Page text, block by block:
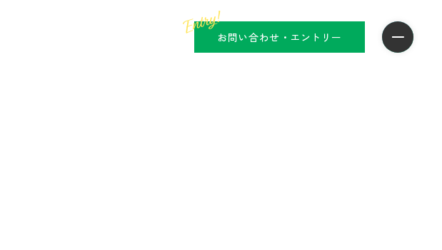
お問い合わせ・エントリー